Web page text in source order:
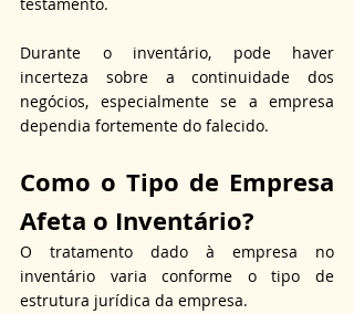
Durante o inventário, pode haver
incerteza sobre a continuidade dos
negócios, especialmente se a empresa
dependia fortemente do falecido.
Como o Tipo de Empresa
Afeta o Inventário?
O tratamento dado à empresa no
inventário varia conforme o tipo de
estrutura jurídica da empresa.